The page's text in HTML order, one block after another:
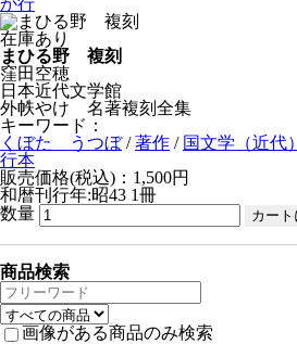
か行
在庫あり
まひる野 複刻
窪田空穂
日本近代文学館
外帙やけ 名著複刻全集
キーワード：
くぼた うつぼ/著作 / 国文学（近代）
行本
販売価格(税込)：1,500円
和暦刊行年:昭43 1冊
数量
商品検索
画像がある商品のみ検索